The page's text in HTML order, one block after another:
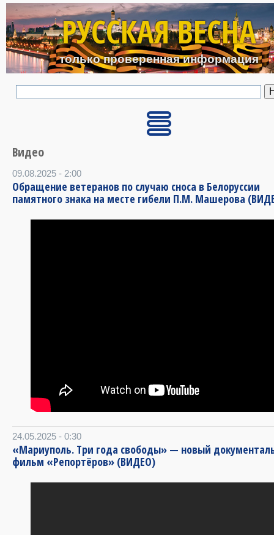
Перейти к основному
РУССКАЯ ВЕСНА
только проверенная информация
Видео
09.08.2025 - 2:00
Обращение ветеранов по случаю сноса в Белоруссии
памятного знака на месте гибели П.М. Машерова
24.05.2025 - 0:30
«Мариуполь. Три года свободы» — новый
фильм «Репортёров» (ВИДЕО)